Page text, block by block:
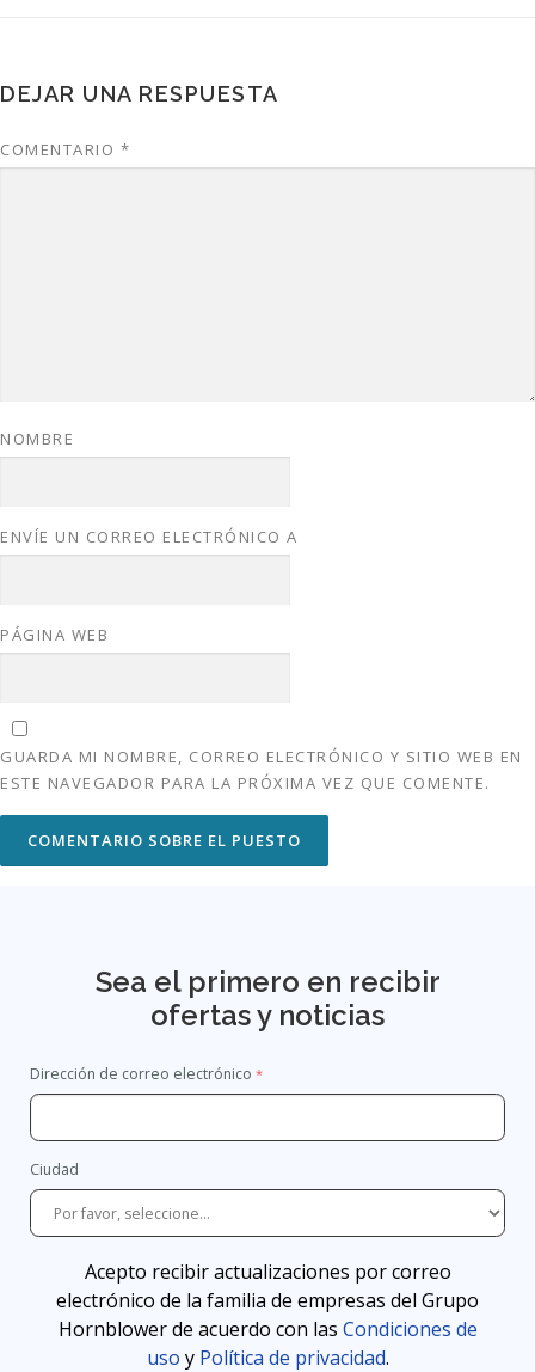
DEJAR UNA RESPUESTA
COMENTARIO *
NOMBRE
ENVÍE UN CORREO ELECTRÓNICO A
PÁGINA WEB
GUARDA MI NOMBRE, CORREO ELECTRÓNICO Y SITIO WEB EN
ESTE NAVEGADOR PARA LA PRÓXIMA VEZ QUE COMENTE.
Sea el primero en recibir
ofertas y noticias
Dirección de correo electrónico
Ciudad
Acepto recibir actualizaciones por correo
electrónico de la familia de empresas del Grupo
Hornblower de acuerdo con las Condiciones de
uso y Política de privacidad.